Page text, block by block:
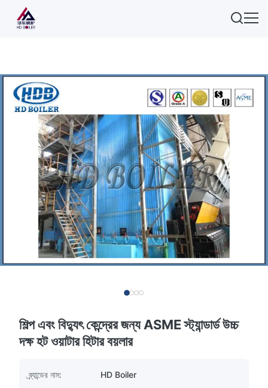
শিল্প এবং বিদ্যুৎ কেন্দ্রের জন্য ASME স্ট্যান্ডার্ড উচ্চ
দক্ষ হট ওয়াটার হিটার বয়লার
ব্র্যান্ডের নাম:
HD Boiler